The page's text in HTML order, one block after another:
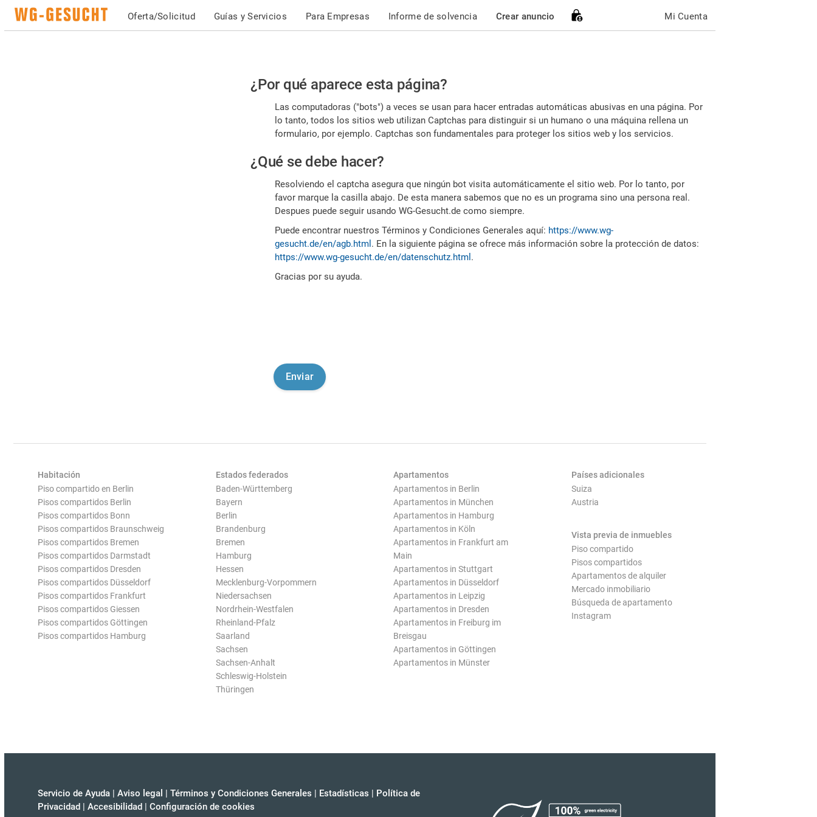
Oferta/Solicitud Guías y Servicios Para Empresas Informe de solvencia Crear anuncio Mi Cuenta
Por
favor,
confirme
es
humano
¿Por qué aparece esta página?
Las computadoras ("bots") a veces se usan para hacer entradas automáticas abusivas en una página. Por
lo tanto, todos los sitios web utilizan Captchas para distinguir si un humano o una máquina rellena un
formulario, por ejemplo. Captchas son fundamentales para proteger los sitios web y los servicios.
¿Qué se debe hacer?
Resolviendo el captcha asegura que ningún bot visita automáticamente el sitio web. Por lo tanto, por
favor marque la casilla abajo. De esta manera sabemos que no es un programa sino una persona real.
Despues puede seguir usando WG-Gesucht.de como siempre.
Puede encontrar nuestros Términos y Condiciones Generales aquí: https://www.wg-
gesucht.de/en/agb.html . En la siguiente página se ofrece más información sobre la protección de datos:
https://www.wg-gesucht.de/en/datenschutz.html .
Gracias por su ayuda.
Habitación
Piso compartido en Berlin
Pisos compartidos Berlin
Pisos compartidos Bonn
Pisos compartidos Braunschweig
Pisos compartidos Bremen
Pisos compartidos Darmstadt
Pisos compartidos Dresden
Pisos compartidos Düsseldorf
Pisos compartidos Frankfurt
Pisos compartidos Giessen
Pisos compartidos Göttingen
Pisos compartidos Hamburg
Estados federados
Baden-Württemberg
Bayern
Berlin
Brandenburg
Bremen
Hamburg
Hessen
Mecklenburg-Vorpommern
Niedersachsen
Nordrhein-Westfalen
Rheinland-Pfalz
Saarland
Sachsen
Sachsen-Anhalt
Schleswig-Holstein
Thüringen
Apartamentos
Apartamentos in Berlin
Apartamentos in München
Apartamentos in Hamburg
Apartamentos in Köln
Apartamentos in Frankfurt am
Main
Apartamentos in Stuttgart
Apartamentos in Düsseldorf
Apartamentos in Leipzig
Apartamentos in Dresden
Apartamentos in Freiburg im
Breisgau
Apartamentos in Göttingen
Apartamentos in Münster
Países adicionales
Suiza
Austria
Vista previa de inmuebles
Piso compartido
Pisos compartidos
Apartamentos de alquiler
Mercado inmobiliario
Búsqueda de apartamento
Instagram
Servicio de Ayuda | Aviso legal | Términos y Condiciones Generales | Estadísticas | Política de
Privacidad | Accesibilidad | Configuración de cookies